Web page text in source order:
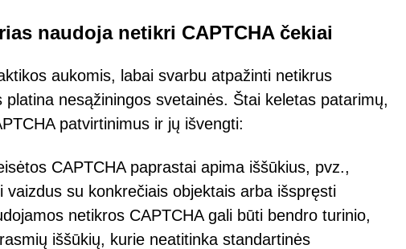
naudoja netikri CAPTCHA čekiai
aukomis, labai svarbu atpažinti netikrus
nesąžiningos svetainės. Štai keletas patarimų,
patvirtinimus ir jų išvengti:
CAPTCHA paprastai apima iššūkius, pvz.,
su konkrečiais objektais arba išspręsti
netikros CAPTCHA gali būti bendro turinio,
iššūkių, kurie neatitinka standartinės